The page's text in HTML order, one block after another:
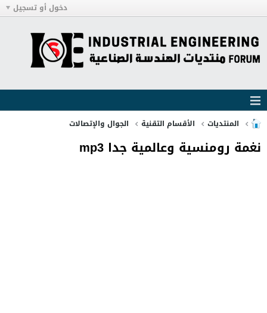
دخول أو تسجيل
المنتديات الأقسام التقنية الجوال والإتصالات
نغمة رومنسية وعالمية جدا mp3